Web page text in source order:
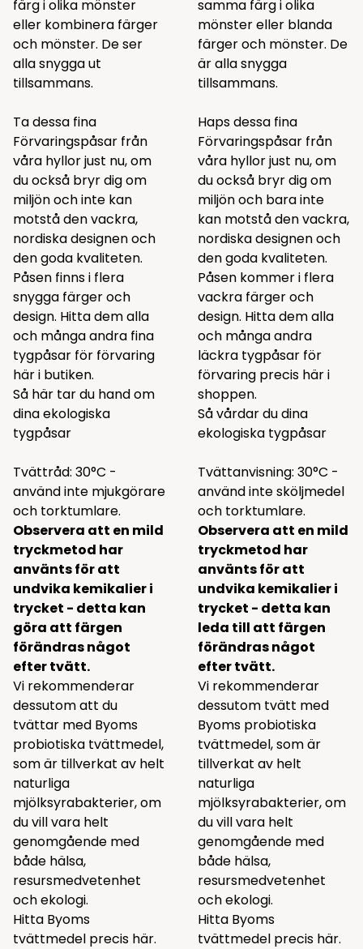
färg i olika mönster
eller kombinera färger
och mönster. De ser
alla snygga ut
tillsammans.
Ta dessa fina
Förvaringspåsar från
våra hyllor just nu, om
du också bryr dig om
miljön och inte kan
motstå den vackra,
nordiska designen och
den goda kvaliteten.
Påsen finns i flera
snygga färger och
design. Hitta dem alla
och många andra fina
tygpåsar för förvaring
här i butiken.
Så här tar du hand om
dina ekologiska
tygpåsar
Tvättråd: 30°C -
använd inte mjukgörare
och torktumlare.
Observera att en mild
tryckmetod har
använts för att
undvika kemikalier i
trycket - detta kan
göra att färgen
förändras något
efter tvätt.
Vi rekommenderar
dessutom att du
tvättar med Byoms
probiotiska tvättmedel,
som är tillverkat av helt
naturliga
mjölksyrabakterier, om
du vill vara helt
genomgående med
både hälsa,
resursmedvetenhet
och ekologi.
Hitta Byoms
tvättmedel precis här.
samma färg i olika
mönster eller blanda
färger och mönster. De
är alla snygga
tillsammans.
Haps dessa fina
Förvaringspåsar från
våra hyllor just nu, om
du också bryr dig om
miljön och bara inte
kan motstå den vackra,
nordiska designen och
den goda kvaliteten.
Påsen kommer i flera
vackra färger och
design. Hitta dem alla
och många andra
läckra tygpåsar för
förvaring precis här i
shoppen.
Så vårdar du dina
ekologiska tygpåsar
Tvättanvisning: 30°C -
använd inte sköljmedel
och torktumlare.
Observera att en mild
tryckmetod har
använts för att
undvika kemikalier i
trycket - detta kan
leda till att färgen
förändras något
efter tvätt.
Vi rekommenderar
dessutom tvätt med
Byoms probiotiska
tvättmedel, som är
tillverkat av helt
naturliga
mjölksyrabakterier, om
du vill vara helt
genomgående med
både hälsa,
resursmedvetenhet
och ekologi.
Hitta Byoms
tvättmedel precis här.